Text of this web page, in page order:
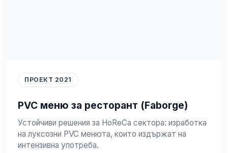
ПРОЕКТ 2021
PVC меню за ресторант (Faborge)
Устойчиви решения за HoReCa сектора: изработка
на луксозни PVC менюта, които издържат на
интензивна употреба.